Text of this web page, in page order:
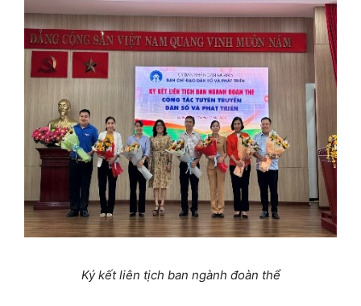
Ký kết liên tịch ban ngành đoàn thể